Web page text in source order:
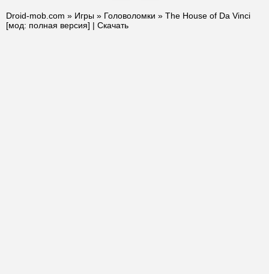
Droid-mob.com » Игры » Головоломки » The House of Da Vinci
[мод: полная версия] | Скачать